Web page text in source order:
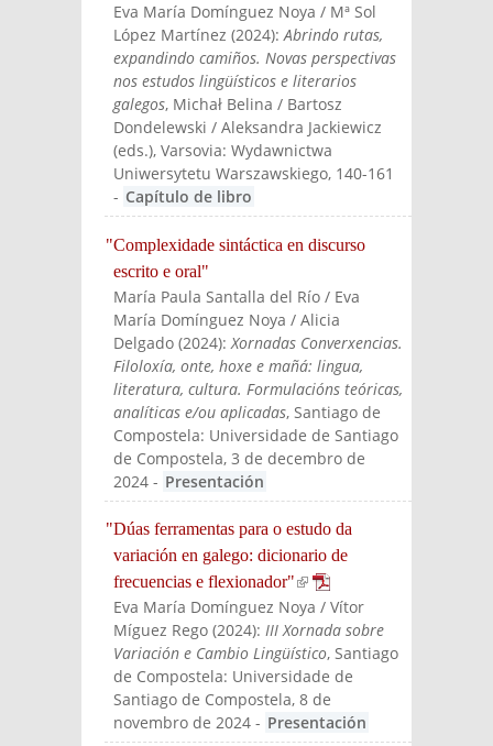
Eva María Domínguez Noya / Mª Sol
López Martínez(2024):Abrindo rutas,
expandindo camiños. Novas perspectivas
nos estudos lingüísticos e literarios
galegos, Michał Belina / Bartosz
Dondelewski / Aleksandra Jackiewicz
(eds.), Varsovia: Wydawnictwa
Uniwersytetu Warszawskiego, 140-161
- Capítulo de libro
"Complexidade sintáctica en discurso
escrito e oral"
María Paula Santalla del Río / Eva
María Domínguez Noya / Alicia
Delgado (2024):Xornadas Converxencias.
Filoloxía, onte, hoxe e mañá: lingua,
literatura, cultura. Formulacións teóricas,
analíticas e/ou aplicadas, Santiago de
Compostela: Universidade de Santiago
de Compostela, 3 de decembro de
2024 - Presentación
"Dúas ferramentas para o estudo da
variación en galego: dicionario de
frecuencias e flexionador"(link is external)
Eva María Domínguez Noya / Vítor
Míguez Rego (2024):III Xornada sobre
Variación e Cambio Lingüístico, Santiago
de Compostela: Universidade de
Santiago de Compostela, 8 de
novembro de 2024 - Presentación